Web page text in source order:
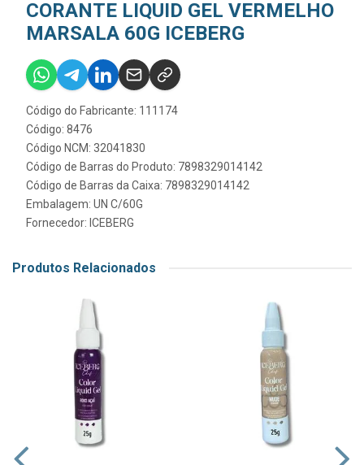
CORANTE LIQUID GEL VERMELHO
MARSALA 60G ICEBERG
Código do Fabricante: 111174
Código: 8476
Código NCM: 32041830
Código de Barras do Produto: 7898329014142
Código de Barras da Caixa: 7898329014142
Embalagem: UN C/60G
Fornecedor: ICEBERG
Produtos Relacionados